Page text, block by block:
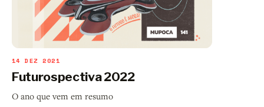
14 DEZ 2021
Futurospectiva 2022
O ano que vem em resumo